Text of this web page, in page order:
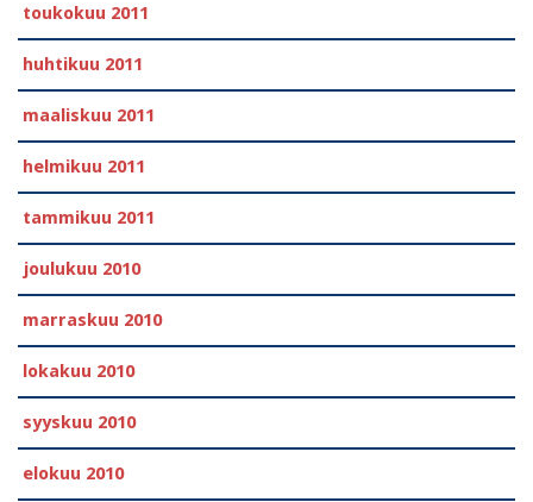
toukokuu 2011
huhtikuu 2011
maaliskuu 2011
helmikuu 2011
tammikuu 2011
joulukuu 2010
marraskuu 2010
lokakuu 2010
syyskuu 2010
elokuu 2010